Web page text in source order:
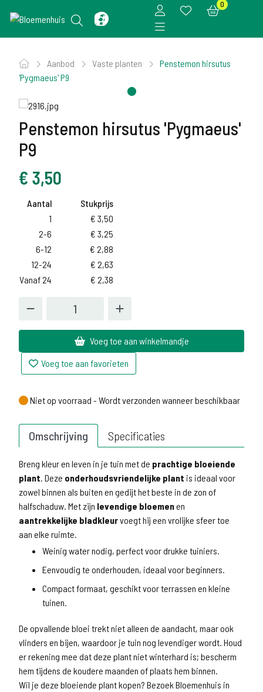
0
Aanbod Vaste planten
Penstemon hirsutus
'Pygmaeus' P9
Penstemon hirsutus 'Pygmaeus'
P9
€ 3,50
Aantal
Stukprijs
1
€ 3,50
2-6
€ 3,25
6-12
€ 2,88
12-24
€ 2,63
Vanaf 24
€ 2,38
Voeg toe aan winkelmandje
Voeg toe aan favorieten
Niet op voorraad - Wordt verzonden wanneer beschikbaar
Niet op voorraad - Wordt verzonden wanneer beschikbaar
Omschrijving Specificaties
Breng kleur en leven in je tuin met de prachtige bloeiende
plant. Deze onderhoudsvriendelijke plant is ideaal voor
zowel binnen als buiten en gedijt het beste in de zon of
halfschaduw. Met zijn levendige bloemenen
aantrekkelijke bladkleurvoegt hij een vrolijke sfeer toe
aan elke ruimte.
Weinig water nodig, perfect voor drukke tuiniers.
Eenvoudig te onderhouden, ideaal voor beginners.
Compact formaat, geschikt voor terrassen en kleine
tuinen.
De opvallende bloei trekt niet alleen de aandacht, maar ook
vlinders en bijen, waardoor je tuin nog levendiger wordt. Houd
er rekening mee dat deze plant niet winterhard is; bescherm
hem tijdens de koudere maanden of plaats hem binnen.
Wil je deze bloeiende plant kopen? Bezoek Bloemenhuis in